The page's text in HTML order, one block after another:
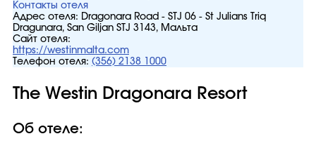
Контакты отеля
Адрес отеля: Dragonara Road - STJ 06 - St Julians Triq
Dragunara, San Ġiljan STJ 3143, Мальта
Сайт отеля:
https://westinmalta.com
Телефон отеля: (356) 2138 1000
The Westin Dragonara Resort
Об отеле: